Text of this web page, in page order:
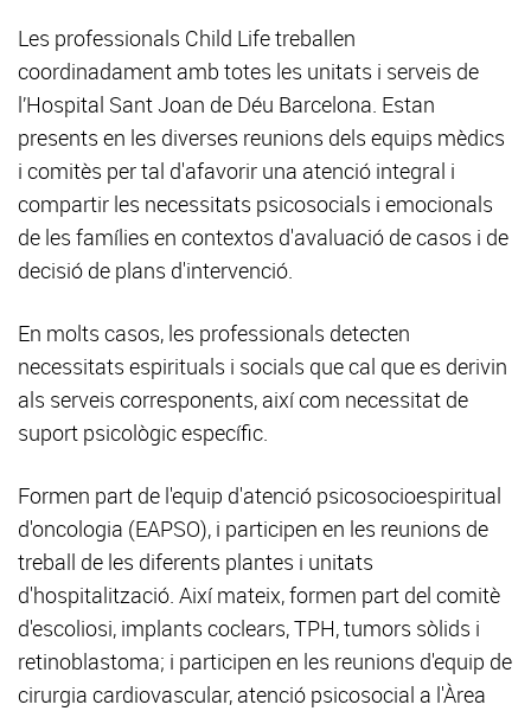
Les professionals Child Life treballen
coordinadament amb totes les unitats i serveis de
l’Hospital Sant Joan de Déu Barcelona. Estan
presents en les diverses reunions dels equips mèdics
i comitès per tal d'afavorir una atenció integral i
compartir les necessitats psicosocials i emocionals
de les famílies en contextos d'avaluació de casos i de
decisió de plans d'intervenció.
En molts casos, les professionals detecten
necessitats espirituals i socials que cal que es derivin
als serveis corresponents, així com necessitat de
suport psicològic específic.
Formen part de l'equip d'atenció psicosocioespiritual
d'oncologia (EAPSO), i participen en les reunions de
treball de les diferents plantes i unitats
d'hospitalització. Així mateix, formen part del comitè
d'escoliosi, implants coclears, TPH, tumors sòlids i
retinoblastoma; i participen en les reunions d'equip de
cirurgia cardiovascular, atenció psicosocial a l'Àrea